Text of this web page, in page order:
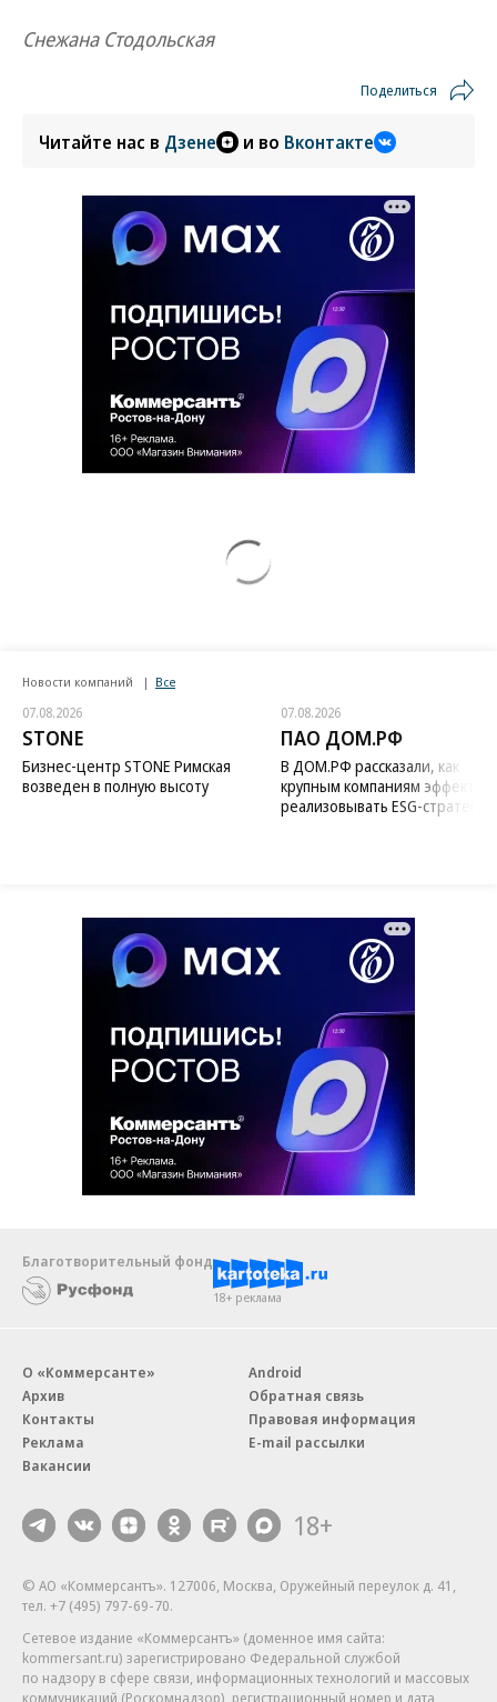
Снежана Стодольская
Поделиться
Читайте нас в Дзене и во Вконтакте
Новости компаний Все
07.08.2026
STONE
Бизнес-центр STONE Римская
возведен в полную высоту
07.08.2026
ПАО ДОМ.РФ
В ДОМ.РФ рассказали, как
крупным компаниям
реализовывать ESG-стратегию
Благотворительный фонд
18+ реклама
О «Коммерсанте»
Архив
Контакты
Реклама
Вакансии
Android
Обратная связь
Правовая информация
E-mail рассылки
18+
© АО «Коммерсантъ». 127006, Москва, Оружейный переулок д. 41,
тел. +7 (495) 797-69-70.
Сетевое издание «Коммерсантъ» (доменное имя сайта:
kommersant.ru) зарегистрировано Федеральной службой
по надзору в сфере связи, информационных технологий и массовых
коммуникаций (Роскомнадзор), регистрационный номер и дата